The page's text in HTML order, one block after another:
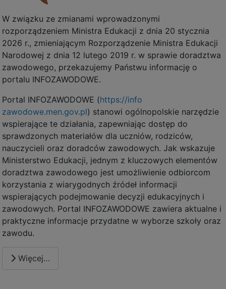
W związku ze zmianami wprowadzonymi
rozporządzeniem Ministra Edukacji z dnia 20 stycznia
2026 r., zmieniającym Rozporządzenie Ministra Edukacji
Narodowej z dnia 12 lutego 2019 r. w sprawie doradztwa
zawodowego, przekazujemy Państwu informację o
portalu INFOZAWODOWE.
Portal INFOZAWODOWE (https://info
zawodowe.men.gov.pl) stanowi ogólnopolskie narzędzie
wspierające te działania, zapewniając dostęp do
sprawdzonych materiałów dla uczniów, rodziców,
nauczycieli oraz doradców zawodowych. Jak wskazuje
Ministerstwo Edukacji, jednym z kluczowych elementów
doradztwa zawodowego jest umożliwienie odbiorcom
korzystania z wiarygodnych źródeł informacji
wspierających podejmowanie decyzji edukacyjnych i
zawodowych. Portal INFOZAWODOWE zawiera aktualne i
praktyczne informacje przydatne w wyborze szkoły oraz
zawodu.
Więcej…